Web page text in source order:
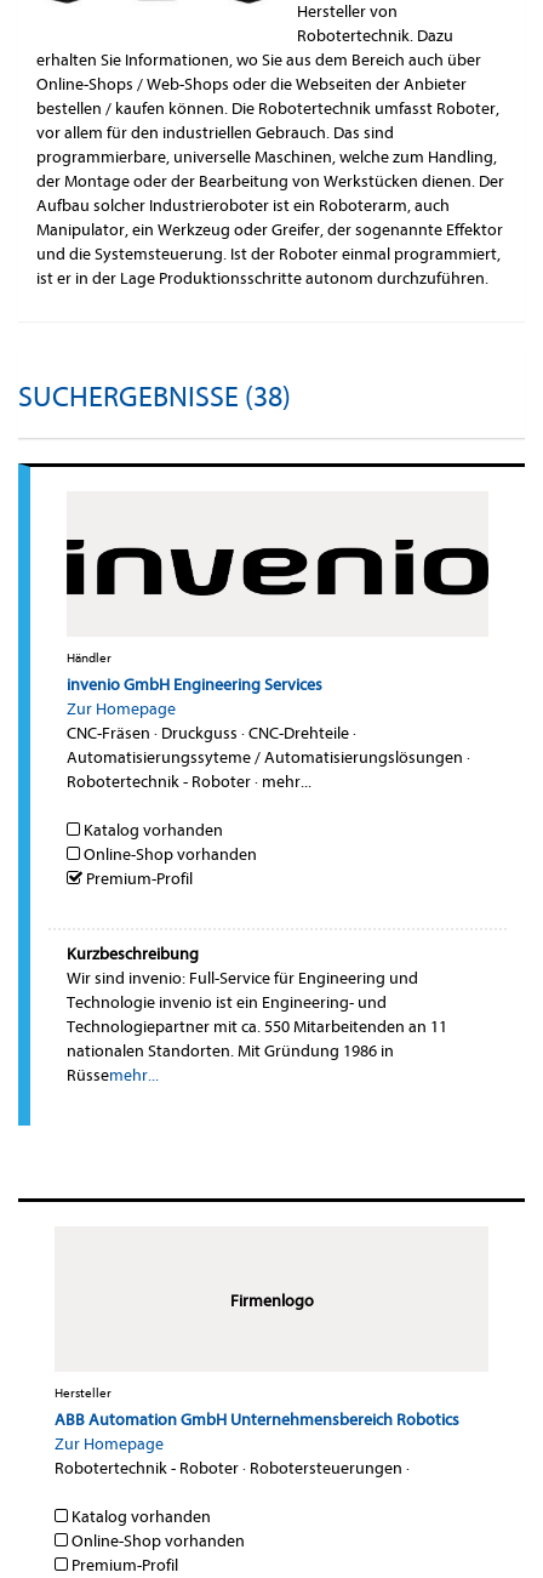
Hersteller von
Robotertechnik. Dazu
erhalten Sie Informationen, wo Sie aus dem Bereich auch über
Online-Shops / Web-Shops oder die Webseiten der Anbieter
bestellen / kaufen können. Die Robotertechnik umfasst Roboter,
vor allem für den industriellen Gebrauch. Das sind
programmierbare, universelle Maschinen, welche zum Handling,
der Montage oder der Bearbeitung von Werkstücken dienen. Der
Aufbau solcher Industrieroboter ist ein Roboterarm, auch
Manipulator, ein Werkzeug oder Greifer, der sogenannte Effektor
und die Systemsteuerung. Ist der Roboter einmal programmiert,
ist er in der Lage Produktionsschritte autonom durchzuführen.
SUCHERGEBNISSE (38)
Händler
invenio GmbH Engineering Services
Zur Homepage
CNC-Fräsen · Druckguss ·CNC-Drehteile·
Automatisierungssyteme / Automatisierungslösungen ·
Robotertechnik - Roboter· mehr...
Katalog vorhanden
Online-Shop vorhanden
Premium-Profil
Kurzbeschreibung
Wir sind invenio: Full-Service für Engineering und
Technologie invenio ist ein Engineering- und
Technologiepartner mit ca. 550 Mitarbeitenden an 11
nationalen Standorten. Mit Gründung 1986 in
Rüssemehr...
Firmenlogo
Hersteller
ABB Automation GmbH Unternehmensbereich Robotics
Zur Homepage
Robotertechnik - Roboter· Robotersteuerungen ·
Katalog vorhanden
Online-Shop vorhanden
Premium-Profil